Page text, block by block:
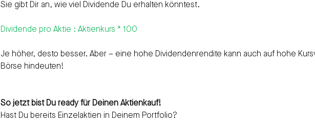
Sie gibt Dir an, wie viel Dividende Du erhalten könntest.
Dividende pro Aktie : Aktienkurs * 100
Je höher, desto besser. Aber – eine hohe Dividendenrendite kann auch auf hohe
Börse hindeuten!
So jetzt bist Du ready für Deinen Aktienkauf!
Hast Du bereits Einzelaktien in Deinem Portfolio?